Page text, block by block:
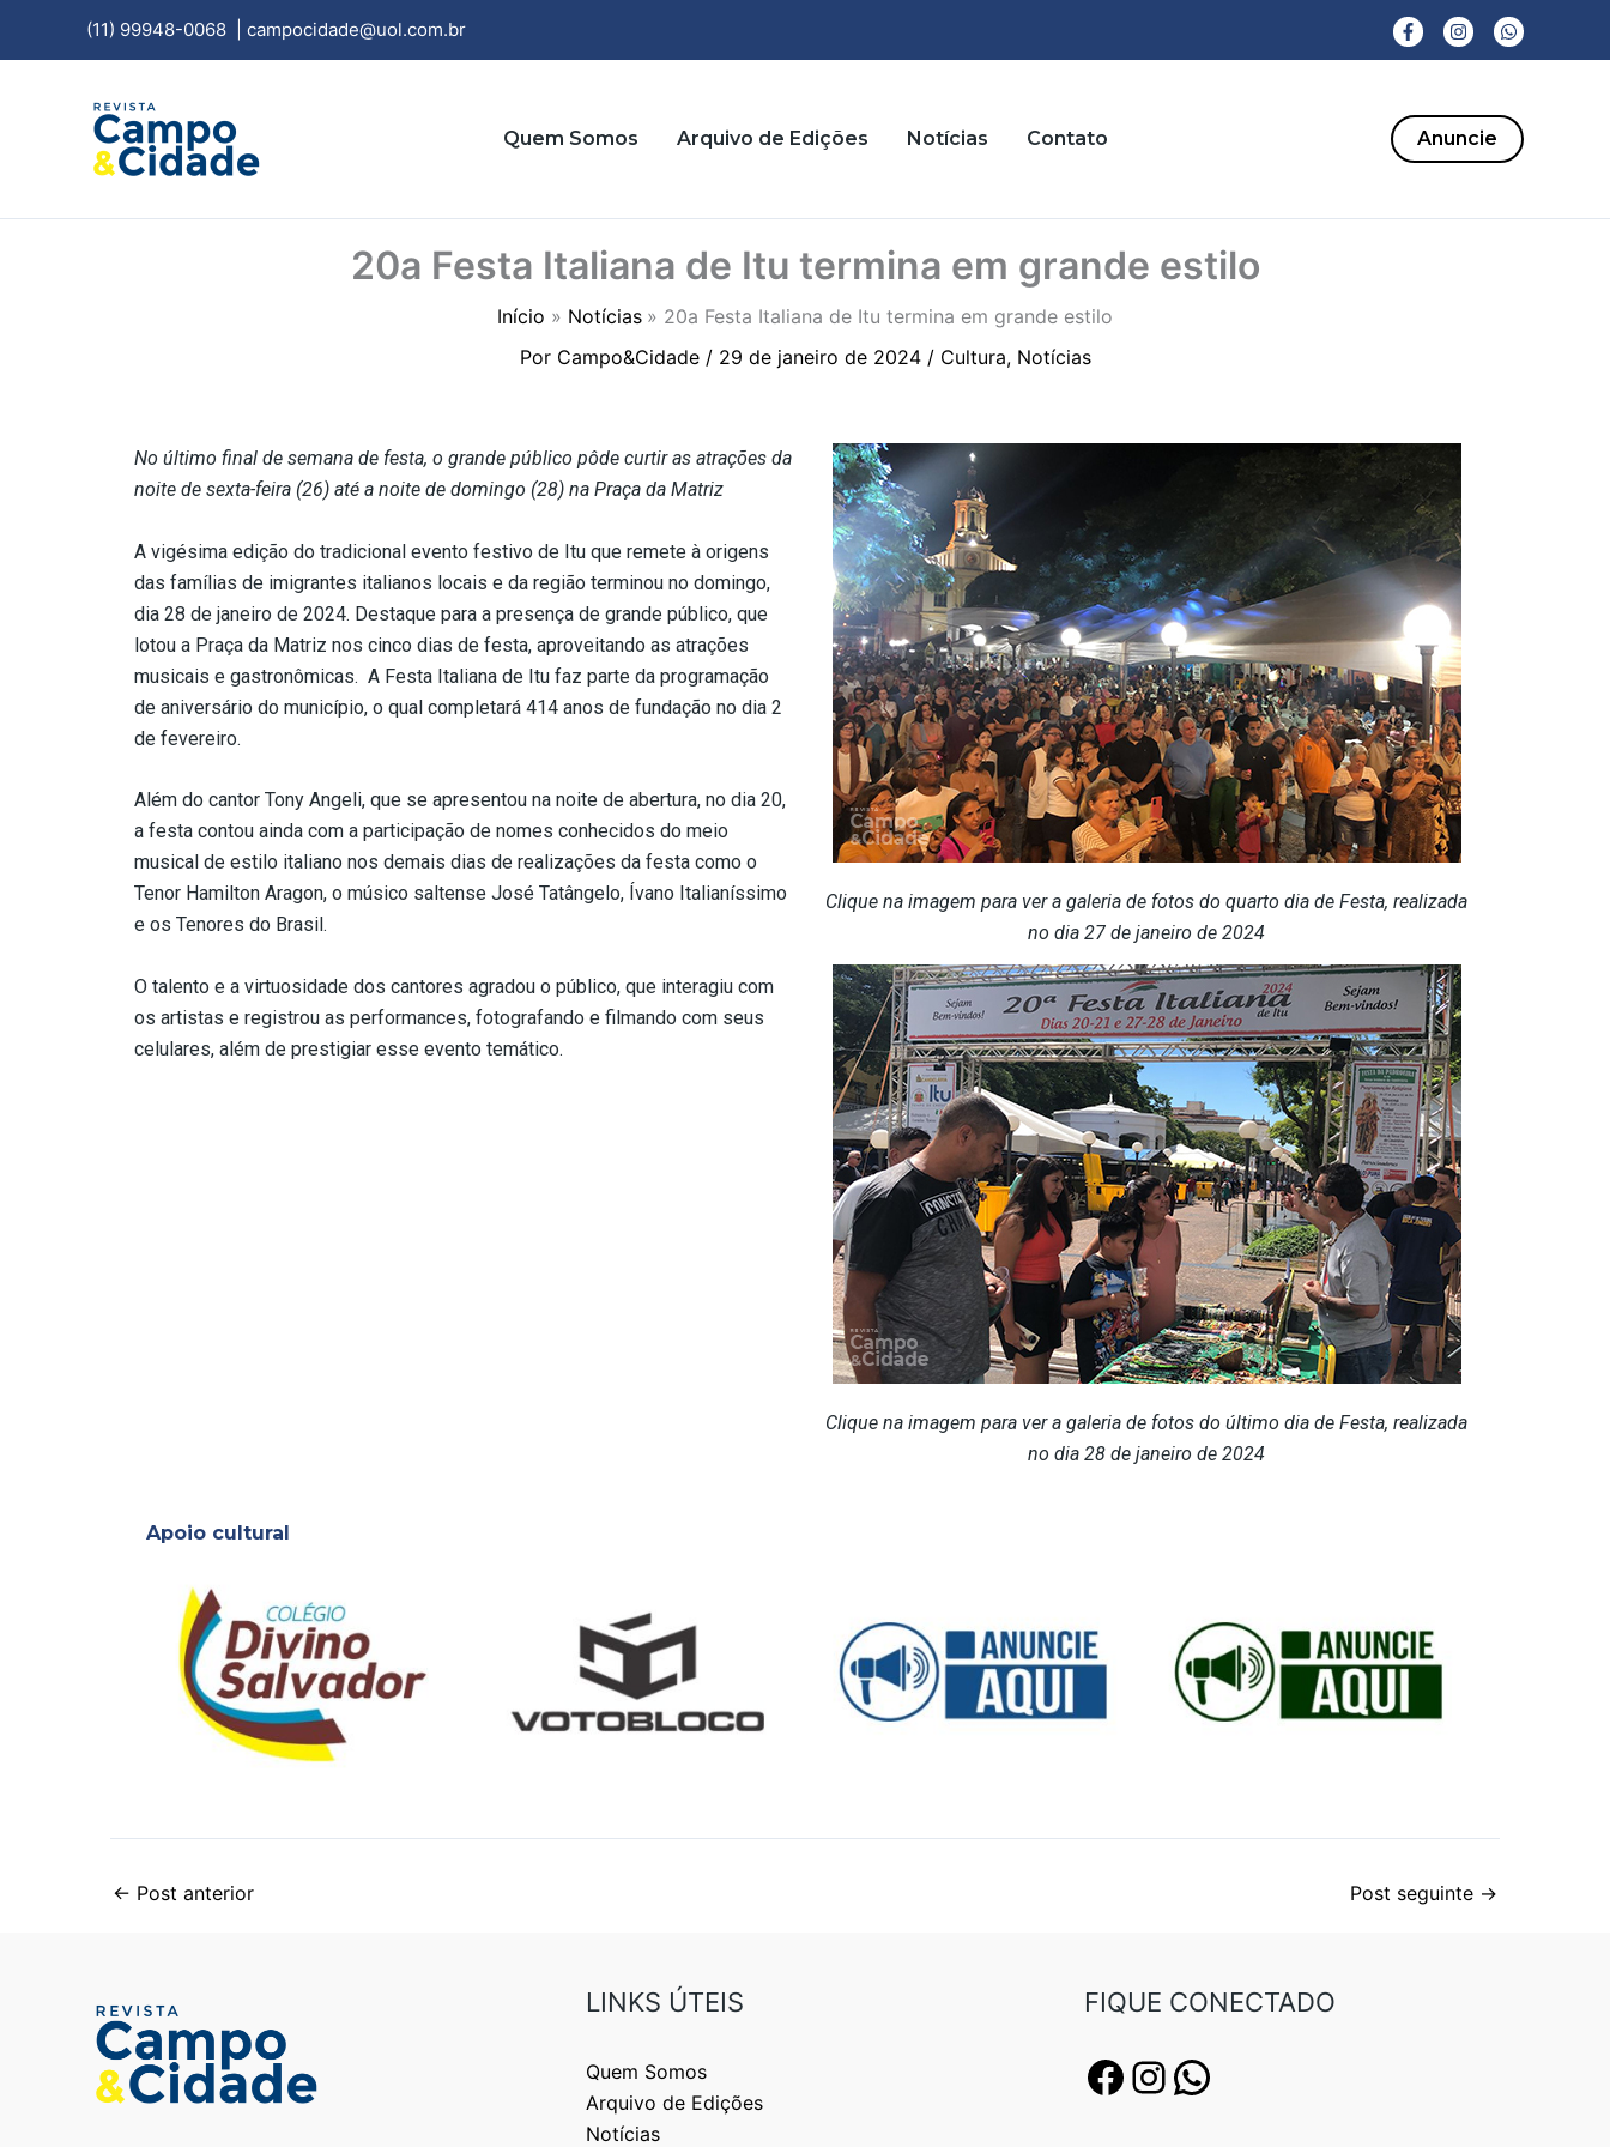
(11) 99948-0068 campocidade@uol.com.br
Quem Somos Arquivo de Edições Notícias Contato Anuncie
20a Festa Italiana de Itu termina em grande estilo
Início Notícias
20a Festa Italiana de Itu termina em grande estilo
Por Campo&Cidade / 29 de janeiro de 2024 / Cultura, Notícias
No último final de semana de festa, o grande público pôde curtir as atrações da
noite de sexta-feira (26) até a noite de domingo (28) na Praça da Matriz
A vigésima edição do tradicional evento festivo de Itu que remete à origens
das famílias de imigrantes italianos locais e da região terminou no domingo,
dia 28 de janeiro de 2024. Destaque para a presença de grande público, que
lotou a Praça da Matriz nos cinco dias de festa, aproveitando as atrações
musicais e gastronômicas. A Festa Italiana de Itu faz parte da programação
de aniversário do município, o qual completará 414 anos de fundação no dia 2
de fevereiro.
Além do cantor Tony Angeli, que se apresentou na noite de abertura, no dia 20,
a festa contou ainda com a participação de nomes conhecidos do meio
musical de estilo italiano nos demais dias de realizações da festa como o
Tenor Hamilton Aragon, o músico saltense José Tatângelo, Ívano Italianíssimo
e os Tenores do Brasil.
O talento e a virtuosidade dos cantores agradou o público, que interagiu com
os artistas e registrou as performances, fotografando e filmando com seus
celulares, além de prestigiar esse evento temático.
Clique na imagem para ver a galeria de fotos do quarto dia de Festa, realizada
no dia 27 de janeiro de 2024
Clique na imagem para ver a galeria de fotos do último dia de Festa, realizada
no dia 28 de janeiro de 2024
Apoio cultural
← Post anterior Post seguinte →
LINKS ÚTEIS
Quem Somos
Arquivo de Edições
Notícias
FIQUE CONECTADO